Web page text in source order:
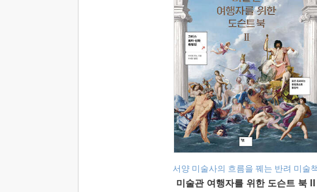
서양 미술사의 흐름을 꿰는 반려 미술
미술관 여행자를 위한 도슨트 북 II